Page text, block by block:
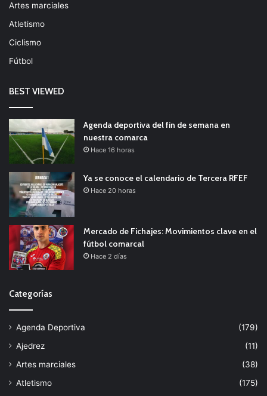
Artes marciales
Atletismo
Ciclismo
Fútbol
BEST VIEWED
Agenda deportiva del fin de semana en
nuestra comarca
Hace 16 horas
Ya se conoce el calendario de Tercera RFEF
Hace 20 horas
Mercado de Fichajes: Movimientos clave en el
fútbol comarcal
Hace 2 días
Categorías
Agenda Deportiva
(179)
Ajedrez
(11)
Artes marciales
(38)
Atletismo
(175)